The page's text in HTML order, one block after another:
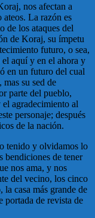
nos afectan a
La razón es
de los ataques del
de Koraj, su ímpetu
futuro, o sea,
aquí y en el ahora y
en un futuro del cual
mas su sed de
parte del pueblo,
agradecimiento al
personaje; después
de la nación.
tenido y olvidamos lo
bendiciones de tener
nos ama, y nos
del vecino, los cinco
la casa más grande de
portada de revista de